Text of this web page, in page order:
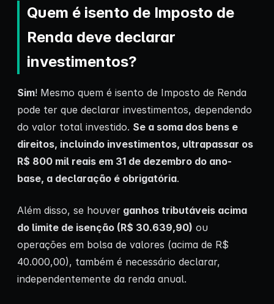
Quem é isento de Imposto de
Renda deve declarar
investimentos?
Sim! Mesmo quem é isento de Imposto de Renda
pode ter que declarar investimentos, dependendo
do valor total investido. Se a soma dos bens e
direitos, incluindo investimentos, ultrapassar os
R$ 800 mil reais em 31 de dezembro do ano-
base, a declaração é obrigatória.
Além disso, se houver ganhos tributáveis acima
do limite de isenção (R$ 30.639,90) ou
operações em bolsa de valores (acima de R$
40.000,00), também é necessário declarar,
independentemente da renda anual.